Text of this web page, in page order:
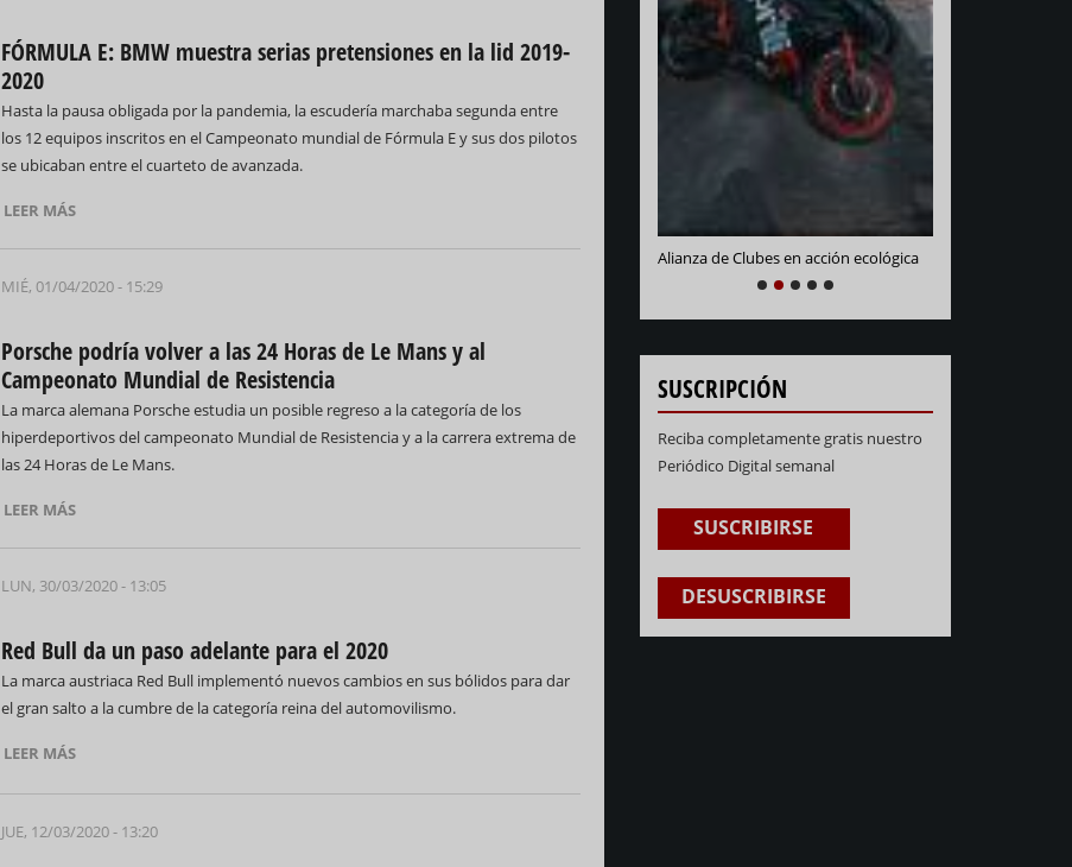
FÓRMULA E: BMW muestra serias pretensiones en la lid 2019-
2020
Hasta la pausa obligada por la pandemia, la escudería marchaba segunda entre
los 12 equipos inscritos en el Campeonato mundial de Fórmula E y sus dos pilotos
se ubicaban entre el cuarteto de avanzada.
LEER MÁS
MIÉ, 01/04/2020 - 15:29
Porsche podría volver a las 24 Horas de Le Mans y al
Campeonato Mundial de Resistencia
La marca alemana Porsche estudia un posible regreso a la categoría de los
hiperdeportivos del campeonato Mundial de Resistencia y a la carrera extrema de
las 24 Horas de Le Mans.
LEER MÁS
LUN, 30/03/2020 - 13:05
Red Bull da un paso adelante para el 2020
La marca austriaca Red Bull implementó nuevos cambios en sus bólidos para dar
el gran salto a la cumbre de la categoría reina del automovilismo.
LEER MÁS
JUE, 12/03/2020 - 13:20
Feria Internacional de La Habana
Alianza de Clubes en acción ecológica
PREVIOUS
SUSCRIPCIÓN
Reciba completamente gratis nuestro
Periódico Digital semanal
SUSCRIBIRSE
DESUSCRIBIRSE